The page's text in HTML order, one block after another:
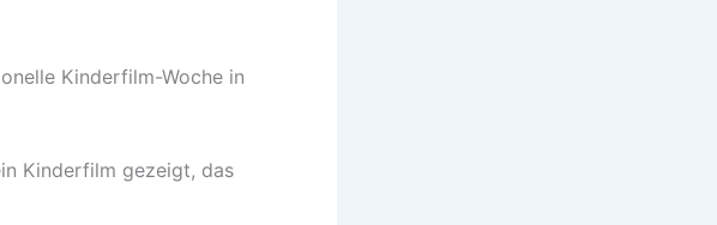
Kinderfilm-Woche in
Kinderfilm gezeigt, das